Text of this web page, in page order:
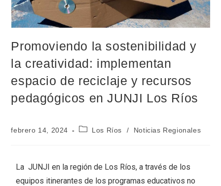
Promoviendo la sostenibilidad y
la creatividad: implementan
espacio de reciclaje y recursos
pedagógicos en JUNJI Los Ríos
febrero 14, 2024 Los Ríos / Noticias Regionales
La JUNJI en la región de Los Ríos, a través de los
equipos itinerantes de los programas educativos no